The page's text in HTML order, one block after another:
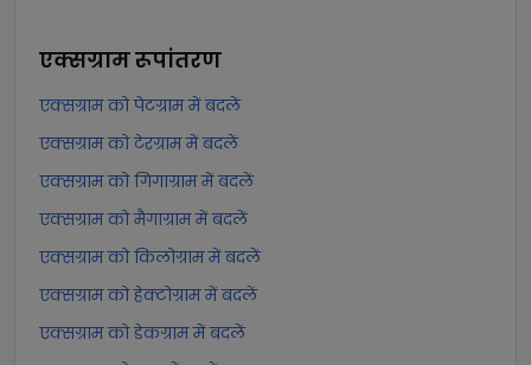
एक्सग्रामरूपांतरण
एक्सग्राम को पेटग्राम में बदलें
एक्सग्राम को टेरग्राम में बदलें
एक्सग्राम को गिगाग्राम में बदलें
एक्सग्राम को मैगाग्राम में बदलें
एक्सग्राम को किलोग्राम में बदलें
एक्सग्राम को हेक्टोग्राम में बदलें
एक्सग्राम को डेकग्राम में बदलें